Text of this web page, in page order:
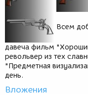
Всем
давеча фильм
револьвер из тех
"Предметная
день.
Вложения